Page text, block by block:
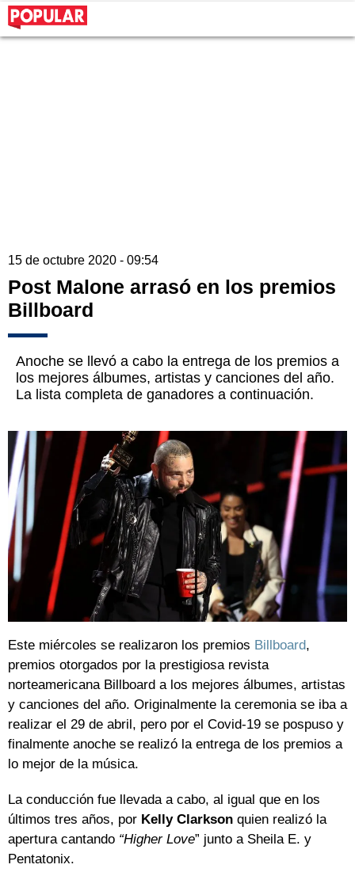
15 de octubre 2020 - 09:54
Post Malone arrasó en los premios
Billboard
Anoche se llevó a cabo la entrega de los premios a
los mejores álbumes, artistas y canciones del año.
La lista completa de ganadores a continuación.
Este miércoles se realizaron los premios Billboard,
premios otorgados por la prestigiosa revista
norteamericana Billboard a los mejores álbumes, artistas
y canciones del año. Originalmente la ceremonia se iba a
realizar el 29 de abril, pero por el Covid-19 se pospuso y
finalmente anoche se realizó la entrega de los premios a
lo mejor de la música.
La conducción fue llevada a cabo, al igual que en los
últimos tres años, por Kelly Clarkson quien realizó la
apertura cantando “Higher Love” junto a Sheila E. y
Pentatonix.